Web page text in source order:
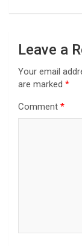
Leave a
Your email
are marked *
Comment *